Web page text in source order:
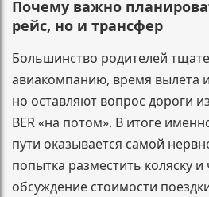
Почему важно
рейс, но и трансфер
Большинство родителей
авиакомпанию, время вылета
но оставляют вопрос дороги
BER «на потом». В итоге
пути оказывается самой
попытка разместить коляску
обсуждение стоимости